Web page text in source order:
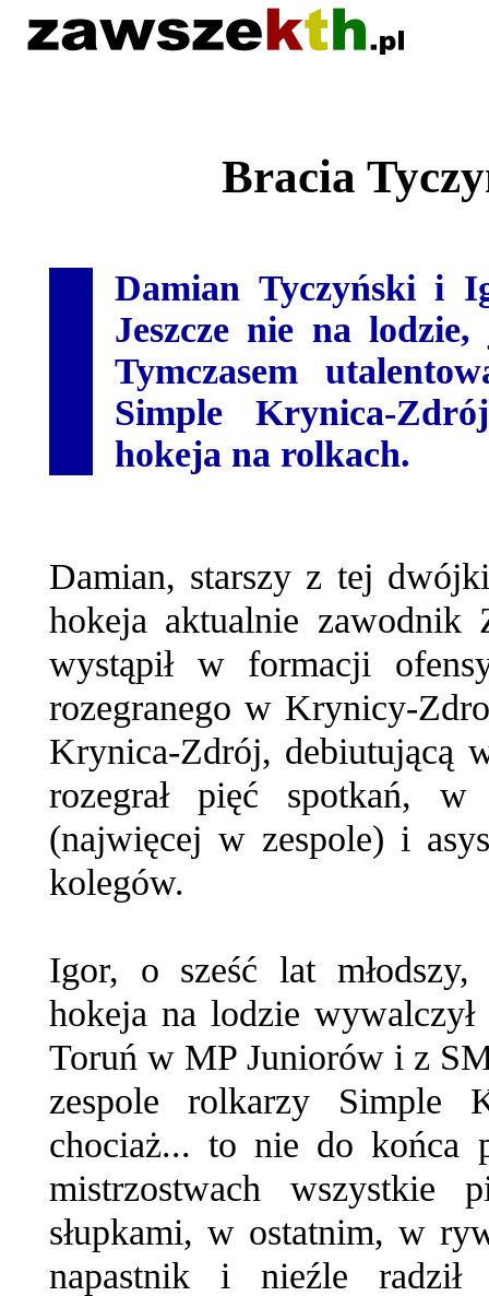
Bracia
Damian Tyczyński i
Jeszcze nie na
Tymczasem
Simple Krynica-
hokeja na rolkach.
Damian, starszy z tej
hokeja aktualnie zawodnik
wystąpił w formacji
rozegranego w Krynicy-
Krynica-Zdrój, debiutującą
rozegrał pięć spotkań,
(najwięcej w zespole) i
kolegów.
Igor, o sześć lat
hokeja na lodzie
Toruń w MP Juniorów i z
zespole rolkarzy Simple
chociaż... to nie do końca
mistrzostwach
słupkami, w ostatnim, w
napastnik i nieźle